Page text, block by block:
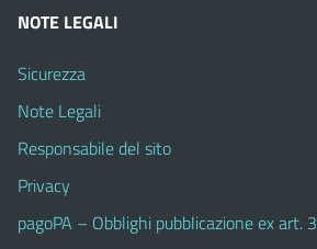
NOTE LEGALI
Sicurezza
Note Legali
Responsabile del sito
Privacy
pagoPA – Obblighi pubblicazione ex art.